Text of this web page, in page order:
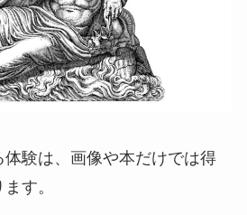
験は、画像や本だけでは得
す。